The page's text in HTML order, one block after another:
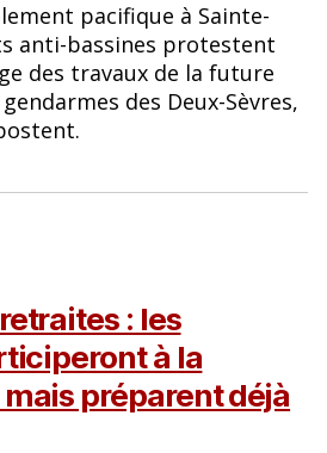
pacifique à Sainte-
anti-bassines protestent
des travaux de la future
des Deux-Sèvres,
: les
à la
préparent déjà